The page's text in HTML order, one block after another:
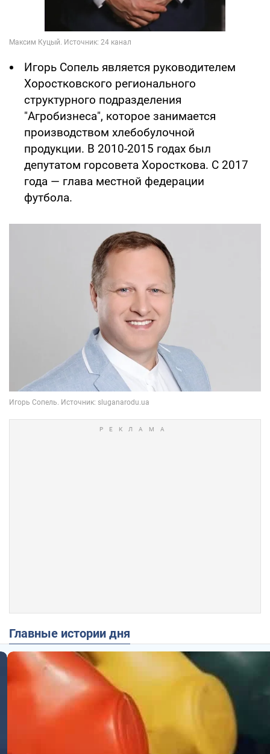
Игорь Сопель является руководителем
Хоростковского регионального
структурного подразделения
"Агробизнеса", которое занимается
производством хлебобулочной
продукции. В 2010-2015 годах был
депутатом горсовета Хоросткова. С 2017
года — глава местной федерации
футбола.
Главные истории дня